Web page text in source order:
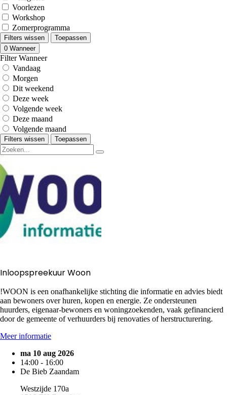
Voorlezen
Workshop
Zomerprogramma
Filters wissen
Toepassen
0 Wanneer
Filter Wanneer
Vandaag
Morgen
Dit weekend
Deze week
Volgende week
Deze maand
Volgende maand
Filters wissen Toepassen
Inloopspreekuur Woon
!WOON is een onafhankelijke stichting die informatie en advies biedt
aan bewoners over huren, kopen en energie. Ze ondersteunen
huurders, eigenaar-bewoners en woningzoekenden, vaak gefinancierd
door de gemeente of verhuurders bij renovaties of herstructurering.
Meer informatie
ma 10 aug 2026
14:00 - 16:00
De Bieb Zaandam
Westzijde 170a